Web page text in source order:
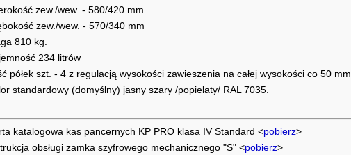
zew./wew. - 580/420 mm
zew./wew. - 570/340 mm
810 kg.
234 litrów
półek szt. - 4 z regulacją wysokości zawieszenia na całej wysokości co 50 mm.
standardowy (domyślny) jasny szary /popielaty/ RAL 7035.
katalogowa kas pancernych KP PRO klasa IV Standard <pobierz>
obsługi zamka szyfrowego mechanicznego "S" <pobierz>